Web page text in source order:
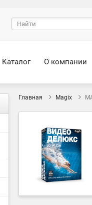
Каталог О компании
Главная Magix